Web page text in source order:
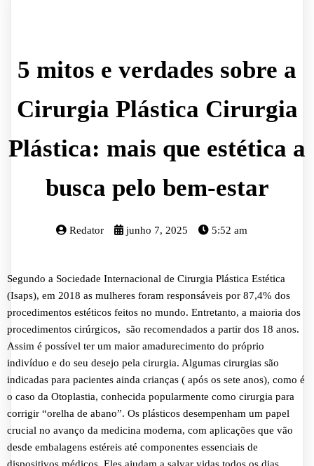
5 mitos e verdades sobre a
Cirurgia Plástica Cirurgia
Plástica: mais que estética a
busca pelo bem-estar
Redator junho 7, 2025 5:52 am
Segundo a Sociedade Internacional de Cirurgia Plástica Estética
(Isaps), em 2018 as mulheres foram responsáveis por 87,4% dos
procedimentos estéticos feitos no mundo. Entretanto, a maioria dos
procedimentos cirúrgicos, são recomendados a partir dos 18 anos.
Assim é possível ter um maior amadurecimento do próprio
indivíduo e do seu desejo pela cirurgia. Algumas cirurgias são
indicadas para pacientes ainda crianças ( após os sete anos), como é
o caso da Otoplastia, conhecida popularmente como cirurgia para
corrigir “orelha de abano”. Os plásticos desempenham um papel
crucial no avanço da medicina moderna, com aplicações que vão
desde embalagens estéreis até componentes essenciais de